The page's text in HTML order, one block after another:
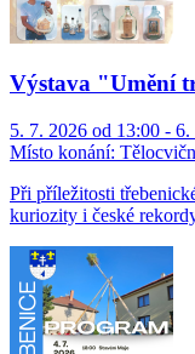
Výstava "Umění
5. 7. 2026 od 13:00 -
Místo konání:
Při příležitosti
kuriozity i české